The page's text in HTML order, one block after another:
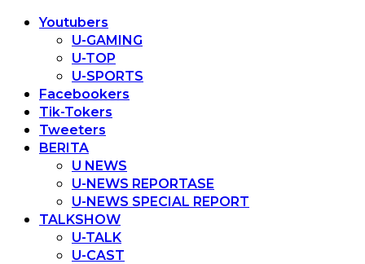
Youtubers
U-GAMING
U-TOP
U-SPORTS
Facebookers
Tik-Tokers
Tweeters
BERITA
U NEWS
U-NEWS REPORTASE
U-NEWS SPECIAL REPORT
TALKSHOW
U-TALK
U-CAST